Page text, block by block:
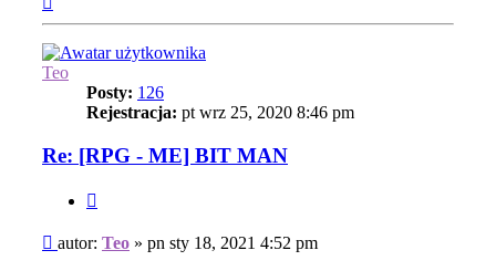
Teo
Posty: 126
Rejestracja: pt wrz 25, 2020 8:46 pm
Re: [RPG - ME] BIT MAN
Post
autor: Teo » pn sty 18, 2021 4:52 pm